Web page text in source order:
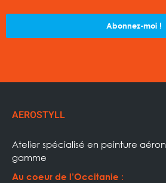
Abonnez-moi !
AEROSTYLL
Atelier spécialisé en peinture
gamme
Au coeur de l’Occitanie :